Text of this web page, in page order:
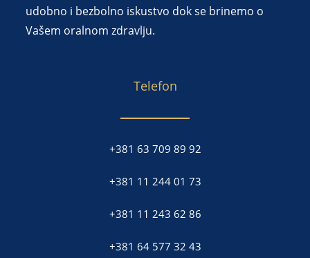
udobno i bezbolno iskustvo dok se brinemo o
Vašem oralnom zdravlju.
Telefon
+381 63 709 89 92
+381 11 244 01 73
+381 11 243 62 86
+381 64 577 32 43